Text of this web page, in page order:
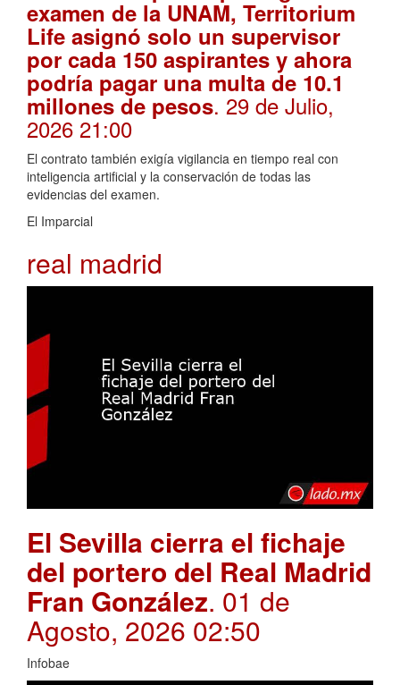
examen de la UNAM, Territorium
Life asignó solo un supervisor
por cada 150 aspirantes y ahora
podría pagar una multa de 10.1
millones de pesos. 29 de Julio,
2026 21:00
El contrato también exigía vigilancia en tiempo real con
inteligencia artificial y la conservación de todas las
evidencias del examen.
El Imparcial
real madrid
El Sevilla cierra el fichaje
del portero del Real Madrid
Fran González. 01 de
Agosto, 2026 02:50
Infobae